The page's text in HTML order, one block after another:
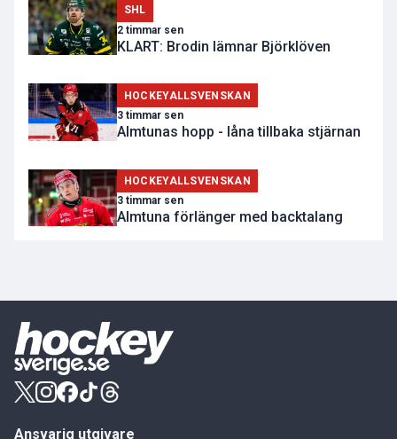
SHL
2 timmar sen
KLART: Brodin lämnar Björklöven
HOCKEYALLSVENSKAN
3 timmar sen
Almtunas hopp - låna tillbaka stjärnan
HOCKEYALLSVENSKAN
3 timmar sen
Almtuna förlänger med backtalang
Ansvarig utgivare